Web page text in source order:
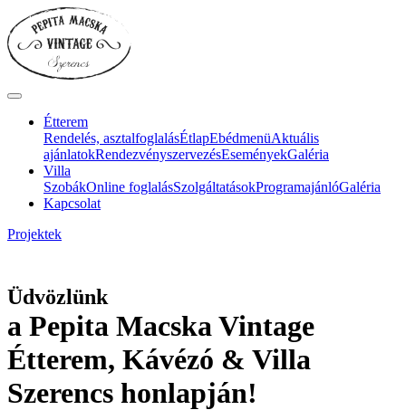
Étterem
Rendelés, asztalfoglalásÉtlapEbédmenüAktuális
ajánlatokRendezvényszervezésEseményekGaléria
Villa
SzobákOnline foglalásSzolgáltatásokProgramajánlóGaléria
Kapcsolat
Projektek
Üdvözlünk
a Pepita Macska Vintage
Étterem, Kávézó & Villa
Szerencs honlapján!